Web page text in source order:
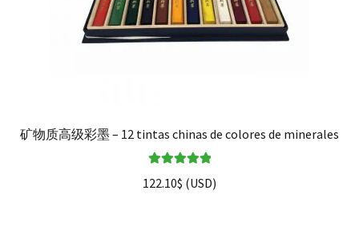
矿物质高级彩墨 – 12 tintas chinas de colores de minerales
de 5
122.10$ (USD)